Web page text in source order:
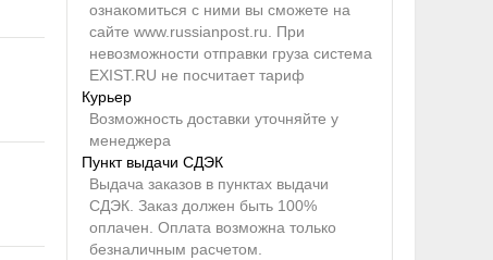
ознакомиться с ними вы сможете на
сайте www.russianpost.ru. При
невозможности отправки груза система
EXIST.RU не посчитает тариф
Курьер
Возможность доставки уточняйте у
менеджера
Пункт выдачи СДЭК
Выдача заказов в пунктах выдачи
СДЭК. Заказ должен быть 100%
оплачен. Оплата возможна только
безналичным расчетом.